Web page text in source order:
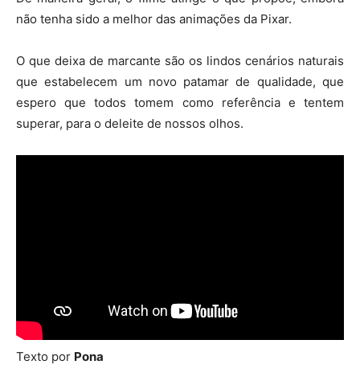
não tenha sido a melhor das animações da Pixar.
O que deixa de marcante são os lindos cenários naturais
que estabelecem um novo patamar de qualidade, que
espero que todos tomem como referência e tentem
superar, para o deleite de nossos olhos.
Texto por Pona